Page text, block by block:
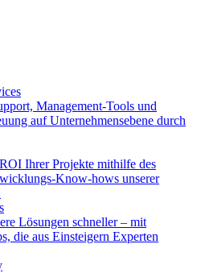
Management-Tools und
auf Unternehmensebene durch
Ihrer Projekte mithilfe des
Know-hows unserer
Lösungen schneller – mit
die aus Einsteigern Experten